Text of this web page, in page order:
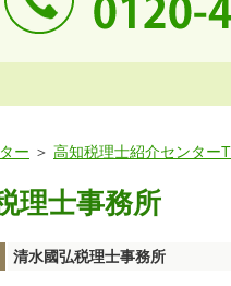
ー 高知税理士紹介センター
理士事務所
清水國弘税理士事務所